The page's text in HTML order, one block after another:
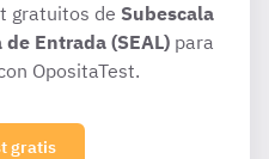
gratuitos de Subescala
Entrada (SEAL) para
OpositaTest.
gratis